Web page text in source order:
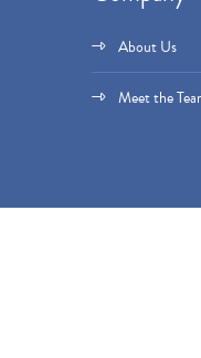
About Us
Meet the